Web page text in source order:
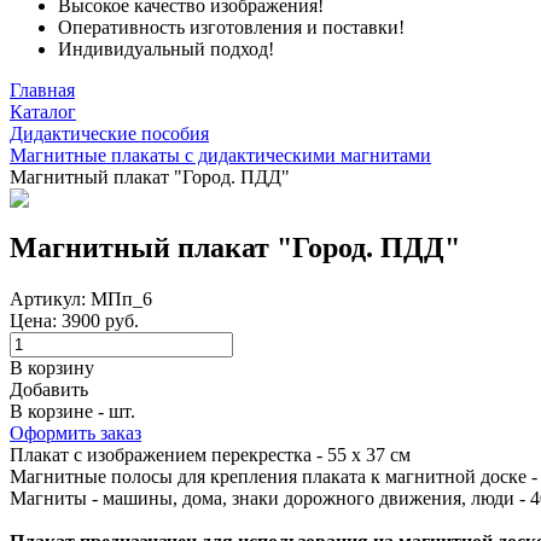
Высокое качество изображения!
Оперативность изготовления и поставки!
Индивидуальный подход!
Главная
Каталог
Дидактические пособия
Магнитные плакаты с дидактическими магнитами
Магнитный плакат "Город. ПДД"
Магнитный плакат "Город. ПДД"
Артикул: МПп_6
Цена: 3900 руб.
В корзину
Добавить
В корзине - шт.
Оформить заказ
Плакат с изображением перекрестка - 55 х 37 см
Магнитные полосы для крепления плаката к магнитной доске
Магниты - машины, дома, знаки дорожного движения, люди -